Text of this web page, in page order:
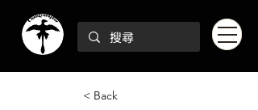
< Back